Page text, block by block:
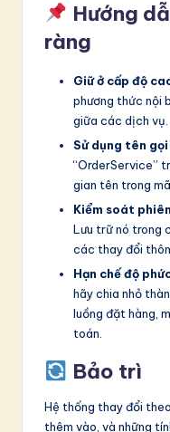
Hướng
ràng
Giữ ở cấp độ
phương thức nội
giữa các dịch vụ.
Sử dụng tên
“OrderService”
gian tên trong mã
Kiểm soát
Lưu trữ nó trong
các thay đổi
Hạn chế độ
hãy chia nhỏ
luồng đặt hàng,
toán.
Bảo trì
Hệ thống thay đổi
thêm vào, và những